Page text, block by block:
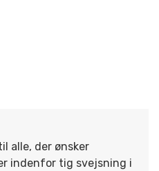
alle, der ønsker
indenfor tig svejsning i